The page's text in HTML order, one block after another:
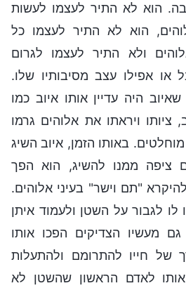
הוא לא התיר לעצמו לעשות
הוא לא התיר לעצמו כל
ולא התיר לעצמו לגרום
או אפילו עצב מסיבותיו שלו.
היה עדיין אותו איוב כמו
ציותו ויראתו את אלוהים גרמו
באותו הזמן, איוב השיג
ציפה ממנו להשיג, הוא הפך
"תם וישר" בעיני אלוהים.
לו לגבור על השטן ולעמוד איתן
מעשיו הצדיקים הפכו אותו
של חייו להתרומם ולהתעלות
לאדם הראשון שהשטן לא